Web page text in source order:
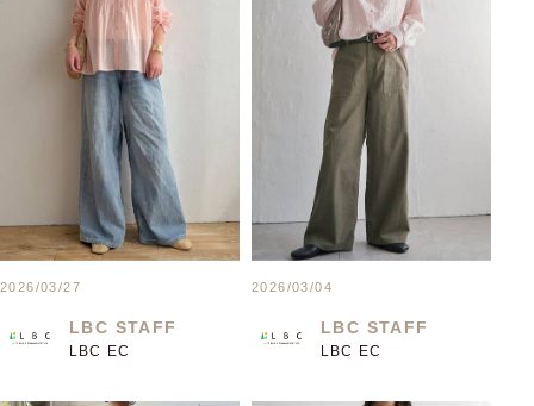
2026/03/27
LBC STAFF
LBC EC
2026/03/04
LBC STAFF
LBC EC